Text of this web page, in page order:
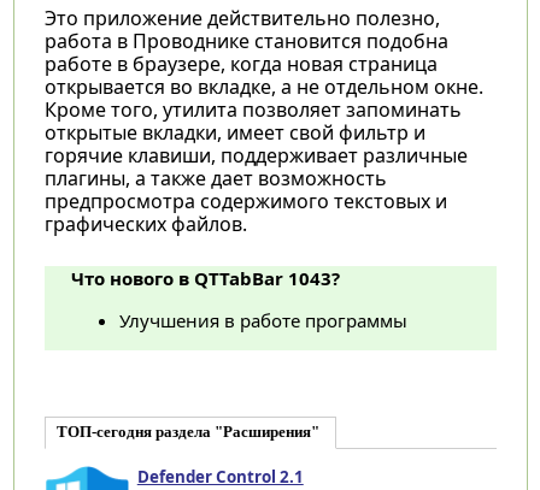
Это приложение действительно полезно,
работа в Проводнике становится подобна
работе в браузере, когда новая страница
открывается во вкладке, а не отдельном окне.
Кроме того, утилита позволяет запоминать
открытые вкладки, имеет свой фильтр и
горячие клавиши, поддерживает различные
плагины, а также дает возможность
предпросмотра содержимого текстовых и
графических файлов.
Что нового в QTTabBar 1043?
Улучшения в работе программы
ТОП-сегодня раздела "Расширения"
Defender Control 2.1